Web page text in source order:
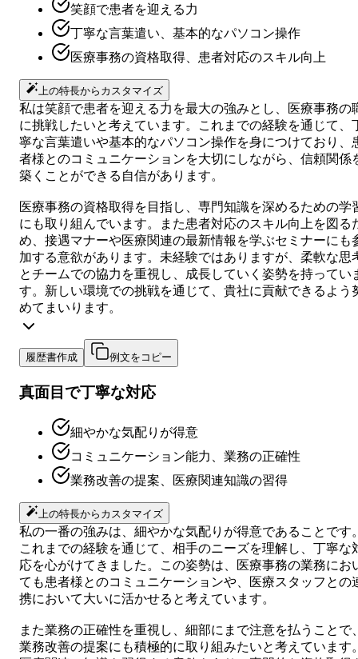
笑顔で患者を迎える力
丁寧な言葉遣い、基本的なパソコン操作
医療事務の資格取得、患者対応のスキル向上
上の特長からカスタマイズ
私は笑顔で患者を迎える力を最大の強みとし、医療事務の
に挑戦したいと考えています。これまでの経験を通じて、
寧な言葉遣いや基本的なパソコン操作を身につけており、
者様とのコミュニケーションを大切にしながら、信頼関係
築くことができる自信があります。
医療事務の資格取得を目指し、専門知識を深めるための学
にも取り組んでいます。また患者対応のスキル向上を図る
め、接遇マナーや医療関連の最新情報を学ぶセミナーにも
加する意欲があります。未経験ではありますが、柔軟な思
とチームでの協力を重視し、成長していく姿勢を持ってい
す。新しい環境での挑戦を通じて、貴社に貢献できるよう
めてまいります。
履歴書作成 例文をコピー
真面目で丁寧な対応
細やかな気配りが得意
コミュニケーション能力、業務の正確性
業務改善の提案、医療関連知識の習得
上の特長からカスタマイズ
私の一番の強みは、細やかな気配りが得意であることです
これまでの経験を通じて、相手のニーズを理解し、丁寧な
応を心がけてきました。この姿勢は、医療事務の業務にお
ても患者様とのコミュニケーションや、医療スタッフとの
携において大いに活かせると考えています。
また業務の正確性を重視し、細部にまで注意を払うことで
業務改善の提案にも積極的に取り組みたいと考えています